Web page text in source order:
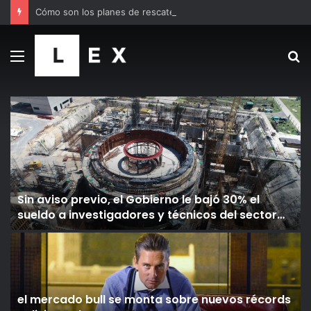
Menú
Sin aviso previo, el Gobierno le bajó 30% el
sueldo a investigadores y técnicos del sector
nuclear por la parálisis del reactor CAREM
el mercado bull se monta sobre nuevos récords